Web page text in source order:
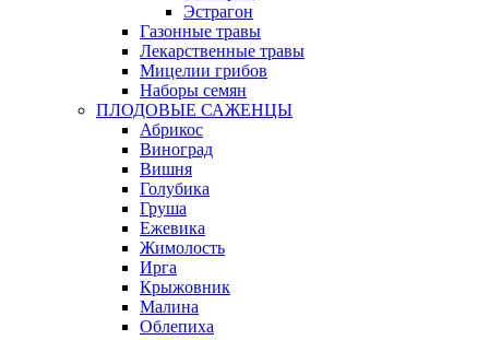
Эстрагон
Газонные травы
Лекарственные травы
Мицелии грибов
Наборы семян
ПЛОДОВЫЕ САЖЕНЦЫ
Абрикос
Виноград
Вишня
Голубика
Груша
Ежевика
Жимолость
Ирга
Крыжовник
Малина
Облепиха